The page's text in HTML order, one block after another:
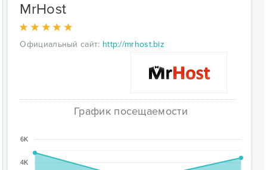
MrHost
Официальный сайт: http://mrhost.biz
График посещаемости
4K
6K